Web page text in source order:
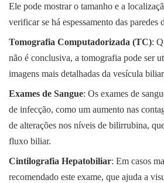
Ele pode mostrar o tamanho e a
verificar se há espessamento das paredes
Tomografia Computadorizada (TC):
não é conclusiva, a tomografia pode ser
imagens mais detalhadas da vesícula
Exames de Sangue: Os exames de
de infecção, como um aumento nas
de alterações nos níveis de bilirrubina,
fluxo biliar.
Cintilografia Hepatobiliar: Em casos
recomendado este exame, que ajuda a